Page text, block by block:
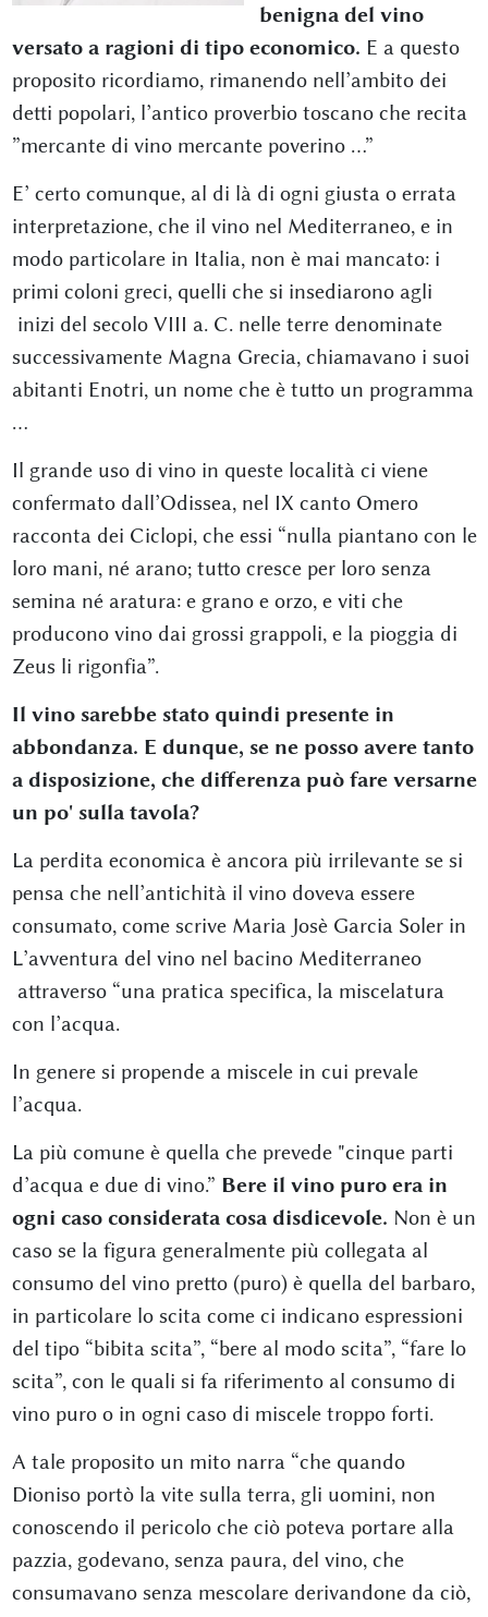
benigna del vino
versato a ragioni di tipo economico. E a questo
proposito ricordiamo, rimanendo nell’ambito dei
detti popolari, l’antico proverbio toscano che recita
”mercante di vino mercante poverino …”
E’ certo comunque, al di là di ogni giusta o errata
interpretazione, che il vino nel Mediterraneo, e in
modo particolare in Italia, non è mai mancato: i
primi coloni greci, quelli che si insediarono agli
inizi del secolo VIII a. C. nelle terre denominate
successivamente Magna Grecia, chiamavano i suoi
abitanti Enotri, un nome che è tutto un programma
…
Il grande uso di vino in queste località ci viene
confermato dall’Odissea, nel IX canto Omero
racconta dei Ciclopi, che essi “nulla piantano con le
loro mani, né arano; tutto cresce per loro senza
semina né aratura: e grano e orzo, e viti che
producono vino dai grossi grappoli, e la pioggia di
Zeus li rigonfia”.
Il vino sarebbe stato quindi presente in
abbondanza. E dunque, se ne posso avere tanto
a disposizione, che differenza può fare versarne
un po' sulla tavola?
La perdita economica è ancora più irrilevante se si
pensa che nell’antichità il vino doveva essere
consumato, come scrive Maria Josè Garcia Soler in
L’avventura del vino nel bacino Mediterraneo
attraverso “una pratica specifica, la miscelatura
con l’acqua.
In genere si propende a miscele in cui prevale
l’acqua.
La più comune è quella che prevede "cinque parti
d’acqua e due di vino.” Bere il vino puro era in
ogni caso considerata cosa disdicevole. Non è un
caso se la figura generalmente più collegata al
consumo del vino pretto (puro) è quella del barbaro,
in particolare lo scita come ci indicano espressioni
del tipo “bibita scita”, “bere al modo scita”, “fare lo
scita”, con le quali si fa riferimento al consumo di
vino puro o in ogni caso di miscele troppo forti.
A tale proposito un mito narra “che quando
Dioniso portò la vite sulla terra, gli uomini, non
conoscendo il pericolo che ciò poteva portare alla
pazzia, godevano, senza paura, del vino, che
consumavano senza mescolare derivandone da ciò,